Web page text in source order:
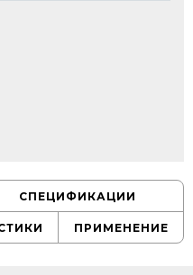
СПЕЦИФИКАЦИИ
ПРИМЕНЕНИЕ